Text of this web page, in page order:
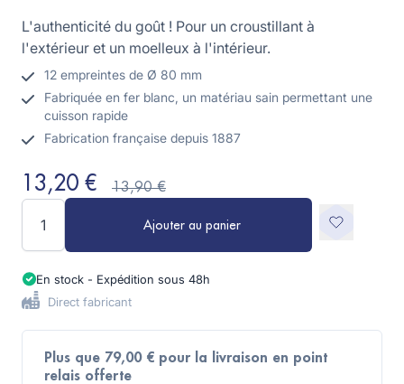
5/5 (3 avis)
L'authenticité du goût ! Pour un croustillant à
l'extérieur et un moelleux à l'intérieur.
12 empreintes de Ø 80 mm
Fabriquée en fer blanc, un matériau sain permettant une
cuisson rapide
Fabrication française depuis 1887
13,20 € 13,90 €
Ajouter au panier
En stock - Expédition sous 48h
Direct fabricant
Plus que 79,00 € pour la livraison en point
relais offerte